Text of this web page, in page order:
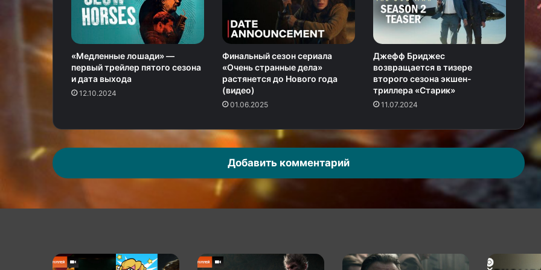
«Медленные лошади» —
первый трейлер пятого сезона
и дата выхода
12.10.2024
Финальный сезон сериала
«Очень странные дела»
растянется до Нового года
(видео)
01.06.2025
Джефф Бриджес
возвращается в тизере
второго сезона экшен-
триллера «Старик»
11.07.2024
Добавить комментарий
КГ
КГ
Нацист
Пеннивайз